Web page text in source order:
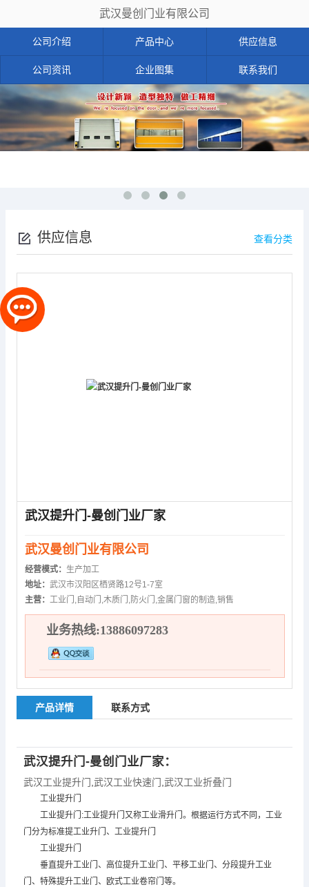
武汉曼创门业有限公司
公司介绍 产品中心 供应信息
公司资讯 企业图集 联系我们
供应信息 查看分类
武汉提升门-曼创门业厂家
武汉曼创门业有限公司
经营模式： 生产加工
地址： 武汉市汉阳区栖贤路12号1-7室
主营： 工业门,自动门,木质门,防火门,金属门窗的制造,销售
业务热线:13886097283
产品详情 联系方式
武汉提升门-曼创门业厂家：
武汉工业提升门 武汉工业快速门 武汉工业折叠门
工业提升门
工业提升门:工业提升门又称工业滑升门。根据运行方式不同，工业
门分为标准提工业升门、 工业提升门
工业提升门
垂直提升工业门、高位提升工业门、平移工业门、分段提升工业
门、特殊提升工业门、欧式工业卷帘门等。